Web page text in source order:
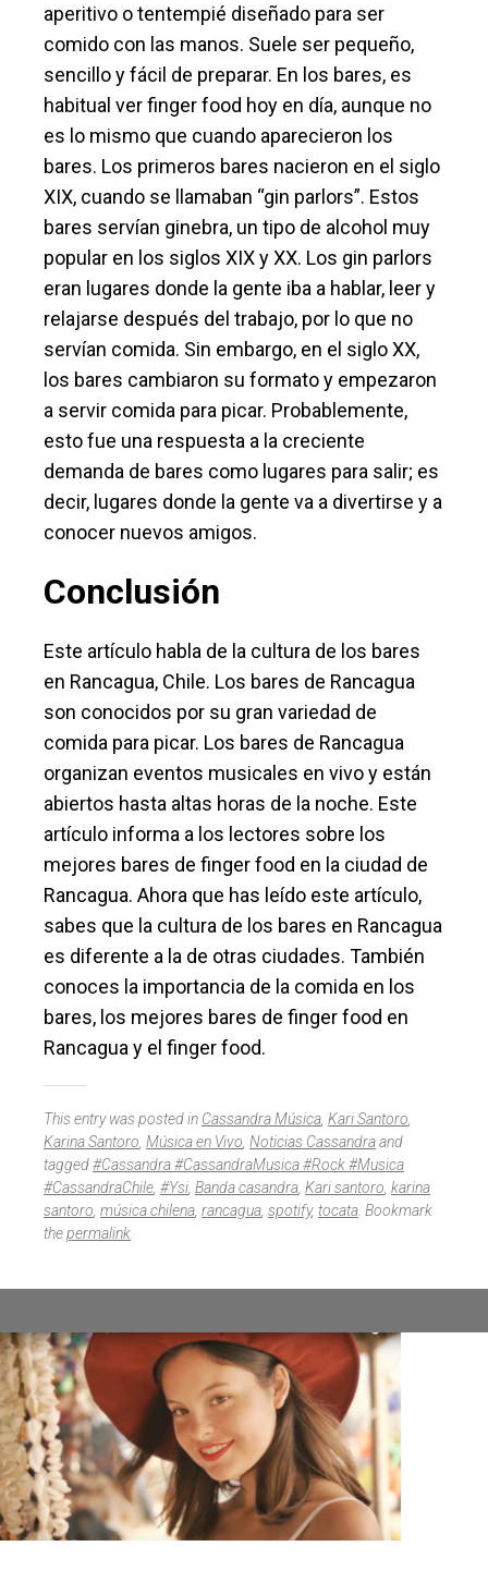
aperitivo o tentempié diseñado para ser
comido con las manos. Suele ser pequeño,
sencillo y fácil de preparar. En los bares, es
habitual ver finger food hoy en día, aunque no
es lo mismo que cuando aparecieron los
bares. Los primeros bares nacieron en el siglo
XIX, cuando se llamaban “gin parlors”. Estos
bares servían ginebra, un tipo de alcohol muy
popular en los siglos XIX y XX. Los gin parlors
eran lugares donde la gente iba a hablar, leer y
relajarse después del trabajo, por lo que no
servían comida. Sin embargo, en el siglo XX,
los bares cambiaron su formato y empezaron
a servir comida para picar. Probablemente,
esto fue una respuesta a la creciente
demanda de bares como lugares para salir; es
decir, lugares donde la gente va a divertirse y a
conocer nuevos amigos.
Conclusión
Este artículo habla de la cultura de los bares
en Rancagua, Chile. Los bares de Rancagua
son conocidos por su gran variedad de
comida para picar. Los bares de Rancagua
organizan eventos musicales en vivo y están
abiertos hasta altas horas de la noche. Este
artículo informa a los lectores sobre los
mejores bares de finger food en la ciudad de
Rancagua. Ahora que has leído este artículo,
sabes que la cultura de los bares en Rancagua
es diferente a la de otras ciudades. También
conoces la importancia de la comida en los
bares, los mejores bares de finger food en
Rancagua y el finger food.
This entry was posted in Cassandra Música Kari Santoro
Karina Santoro Música en Vivo Noticias Cassandraand
tagged#Cassandra #CassandraMusica #Rock #Musica
#CassandraChile #Ysi Banda casandra Kari santoro karina
santoro música chilena rancagua spotify, tocata . Bookmark
thepermalink